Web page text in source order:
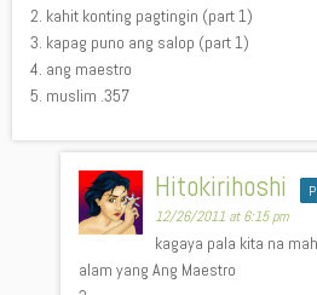
2. kahit konting pagtingin (part 1)
3. kapag puno ang salop (part 1)
4. ang maestro
5. muslim .357
Hitokirihoshi
12/26/2011 at 6:15 pm
kagaya pala kita na
alam yang Ang Maestro